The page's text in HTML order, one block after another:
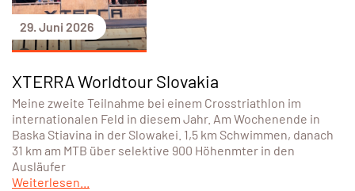
29. Juni 2026
XTERRA Worldtour Slovakia
Meine zweite Teilnahme bei einem Crosstriathlon im
internationalen Feld in diesem Jahr. Am Wochenende in
Baska Stiavina in der Slowakei. 1,5 km Schwimmen, danach
31 km am MTB über selektive 900 Höhenmter in den
Ausläufer
Weiterlesen...